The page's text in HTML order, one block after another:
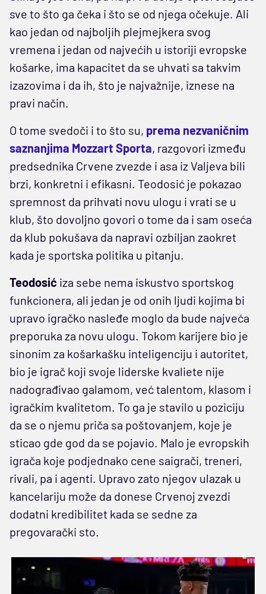
sve to što ga čeka i što se od njega očekuje. Ali
kao jedan od najboljih plejmejkera svog
vremena i jedan od najvećih u istoriji evropske
košarke, ima kapacitet da se uhvati sa takvim
izazovima i da ih, što je najvažnije, iznese na
pravi način.
O tome svedoči i to što su, prema nezvaničnim
saznanjima Mozzart Sporta, razgovori između
predsednika Crvene zvezde i asa iz Valjeva bili
brzi, konkretni i efikasni. Teodosić je pokazao
spremnost da prihvati novu ulogu i vrati se u
klub, što dovoljno govori o tome da i sam oseća
da klub pokušava da napravi ozbiljan zaokret
kada je sportska politika u pitanju.
Teodosić iza sebe nema iskustvo sportskog
funkcionera, ali jedan je od onih ljudi kojima bi
upravo igračko nasleđe moglo da bude najveća
preporuka za novu ulogu. Tokom karijere bio je
sinonim za košarkašku inteligenciju i autoritet,
bio je igrač koji svoje liderske kvaliete nije
nadograđivao galamom, već talentom, klasom i
igračkim kvalitetom. To ga je stavilo u poziciju
da se o njemu priča sa poštovanjem, koje je
sticao gde god da se pojavio. Malo je evropskih
igrača koje podjednako cene saigrači, treneri,
rivali, pa i agenti. Upravo zato njegov ulazak u
kancelariju može da donese Crvenoj zvezdi
dodatni kredibilitet kada se sedne za
pregovarački sto.